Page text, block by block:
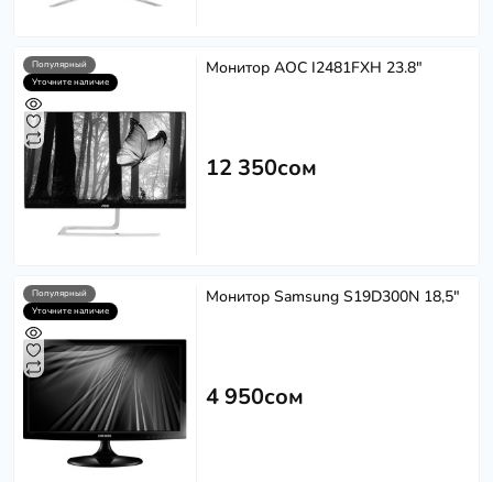
Популярный
Уточните наличие
Монитор AOC I2481FXH 23.8"
12 350сом
Популярный
Уточните наличие
Монитор Samsung S19D300N 18,5"
4 950сом